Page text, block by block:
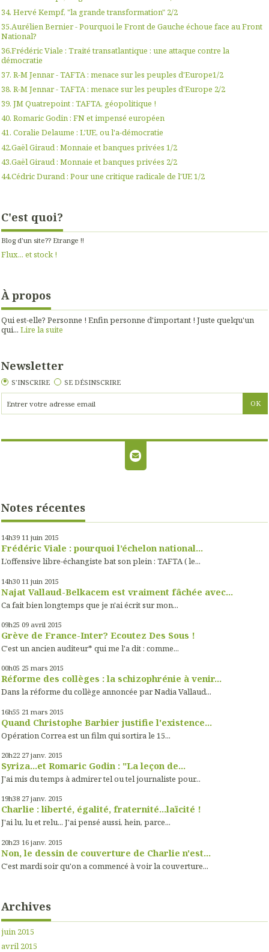
34. Hervé Kempf, "la grande transformation" 2/2
35.Aurélien Bernier - Pourquoi le Front de Gauche échoue face au Front
National?
36.Frédéric Viale : Traité transatlantique : une attaque contre la
démocratie
37. R-M Jennar - TAFTA : menace sur les peuples d'Europe1/2
38. R-M Jennar - TAFTA : menace sur les peuples d'Europe 2/2
39. JM Quatrepoint : TAFTA, géopolitique !
40. Romaric Godin : FN et impensé européen
41. Coralie Delaume : L'UE, ou l'a-démocratie
42.Gaël Giraud : Monnaie et banques privées 1/2
43.Gaël Giraud : Monnaie et banques privées 2/2
44.Cédric Durand : Pour une critique radicale de l'UE 1/2
C'est quoi?
Blog d'un site?? Etrange !!
Flux... et stock !
À propos
Qui est-elle? Personne ! Enfin personne d'important ! Juste quelqu'un
qui... Lire la suite
Newsletter
S'INSCRIRE SE DÉSINSCRIRE
Notes récentes
14h39 11 juin 2015
Frédéric Viale : pourquoi l’échelon national...
L’offensive libre-échangiste bat son plein : TAFTA ( le...
14h30 11 juin 2015
Najat Vallaud-Belkacem est vraiment fâchée avec...
Ca fait bien longtemps que je n'ai écrit sur mon...
09h25 09 avril 2015
Grève de France-Inter? Ecoutez Des Sous !
C'est un ancien auditeur* qui me l'a dit : comme...
00h05 25 mars 2015
Réforme des collèges : la schizophrénie à venir...
Dans la réforme du collège annoncée par Nadia Vallaud...
16h55 21 mars 2015
Quand Christophe Barbier justifie l'existence...
Opération Correa est un film qui sortira le 15...
20h22 27 janv. 2015
Syriza...et Romaric Godin : "La leçon de...
J'ai mis du temps à admirer tel ou tel journaliste pour...
19h38 27 janv. 2015
Charlie : liberté, égalité, fraternité...laïcité !
J'ai lu, lu et relu... J'ai pensé aussi, hein, parce...
20h23 16 janv. 2015
Non, le dessin de couverture de Charlie n'est...
C'est mardi soir qu'on a commencé à voir la couverture...
Archives
juin 2015
avril 2015